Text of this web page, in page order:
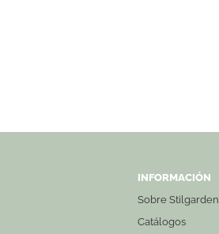
INFORMACIÓN
Sobre Stilgarden
Catálogos